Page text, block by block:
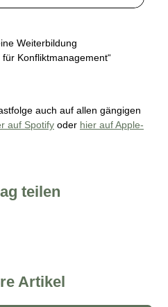
Weiterbildung
für Konfliktmanagement“
auch auf allen gängigen
auf Spotify oder hier auf Apple-
teilen
Artikel